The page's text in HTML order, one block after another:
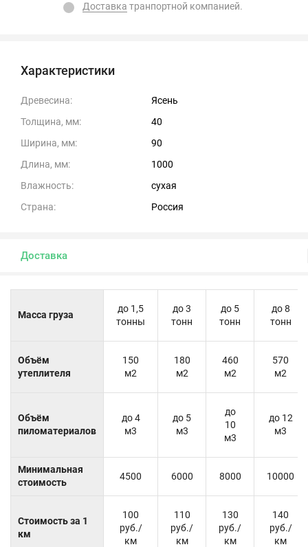
Характеристики
Древесина:
Ясень
Толщина, мм:
40
Ширина, мм:
90
Длина, мм:
1000
Влажность:
сухая
Страна:
Россия
Доставка транпортной компанией.
Доставка
Масса груза
до 1,5
тонны
до 3
тонн
до 5
тонн
до 8
тонн
Объём
утеплителя
150
м2
180
м2
460
м2
570
м2
Объём
пиломатериалов
до 4
м3
до 5
м3
до
10
м3
до 12
м3
Минимальная
стоимость
4500 6000 8000 10000
Стоимость за 1
км
100
руб./
км
110
руб./
км
130
руб./
км
140
руб./
км